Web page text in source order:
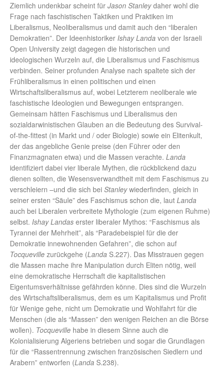
Ziemlich undenkbar scheint für Jason Stanleydaher wohl die
Frage nach faschistischen Taktiken und Praktiken im
Liberalismus, Neoliberalismus und damit auch den “liberalen
Demokratien”. Der Ideenhistoriker Ishay Landa von der Israeli
Open University zeigt dagegen die historischen und
ideologischen Wurzeln auf, die Liberalismus und Faschismus
verbinden. Seiner profunden Analyse nach spaltete sich der
Frühliberalismus in einen politischen und einen
Wirtschaftsliberalismus auf, wobei Letzterem neoliberale wie
faschistische Ideologien und Bewegungen entsprangen.
Gemeinsam hätten Faschismus und Liberalismus den
sozialdarwinistischen Glauben an die Bedeutung des Survival-
of-the-fittest (in Markt und / oder Biologie) sowie ein Elitenkult,
der das angebliche Genie preise (den Führer oder den
Finanzmagnaten etwa) und die Massen verachte. Landa
identifiziert dabei vier liberale Mythen, die rückblickend dazu
dienen sollten, die Wesensverwandtheit mit dem Faschismus zu
verschleiern –und die sich bei Stanleywiederfinden, gleich in
seiner ersten “Säule” des Faschismus schon die, laut Landa
auch bei Liberalen verbreitete Mythologie (zum eigenen Ruhme)
selbst. Ishay Landas erster liberaler Mythos: “Faschismus als
Tyrannei der Mehrheit”, als “Paradebeispiel für die der
Demokratie innewohnenden Gefahren”, die schon auf
Tocqueville zurückgehe (Landa S.227). Das Misstrauen gegen
die Massen mache ihre Manipulation durch Eliten nötig, weil
eine demokratische Herrschaft die kapitalistischen
Eigentumsverhältnisse gefährden könne. Dies sind die Wurzeln
des Wirtschaftsliberalismus, dem es um Kapitalismus und Profit
für Wenige gehe, nicht um Demokratie und Wohlfahrt für die
Menschen (die als “Massen” den wenigen Reichen an die Börse
wollen). Tocqueville habe in diesem Sinne auch die
Kolonialisierung Algeriens betrieben und sogar die Grundlagen
für die “Rassentrennung zwischen französischen Siedlern und
Arabern” entworfen (Landa S.238).